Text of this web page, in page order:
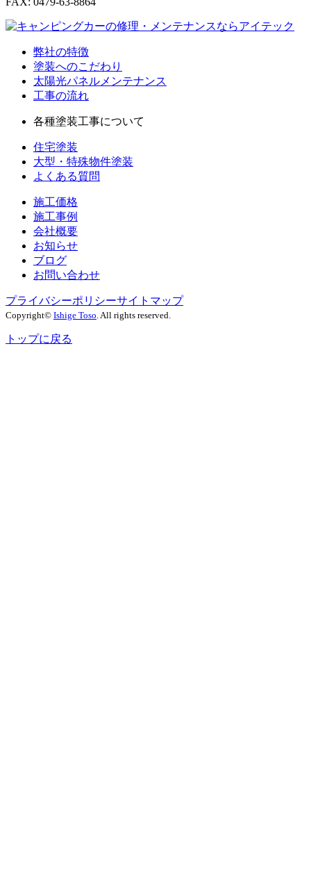
弊社の特徴
塗装へのこだわり
太陽光パネルメンテナンス
工事の流れ
各種塗装工事について
住宅塗装
大型・特殊物件塗装
よくある質問
施工価格
施工事例
会社概要
お知らせ
ブログ
お問い合わせ
プライバシーポリシーサイトマップ
Copyright© Ishige Toso . All rights reserved.
トップに戻る